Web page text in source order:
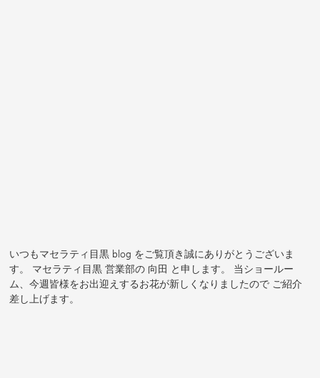
いつもマセラティ目黒 blog をご覧頂き誠にありがとうございま
す。 マセラティ目黒 営業部の 向田 と申します。 当ショールー
ム、今週皆様をお出迎えするお花が新しくなりましたので ご紹介
差し上げます。